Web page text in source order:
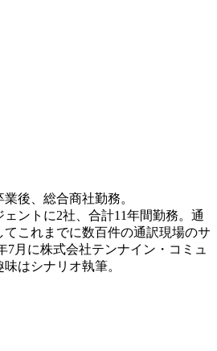
後、総合商社勤務。
ントに2社、合計11年間勤務。通
これまでに数百件の通訳現場のサ
7月に株式会社テンナイン・コミュ
はシナリオ執筆。